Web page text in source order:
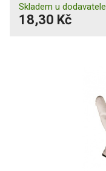
Skladem u dodavatele
18,30 Kč